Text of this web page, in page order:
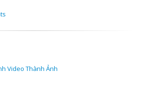
Video Thành Ảnh